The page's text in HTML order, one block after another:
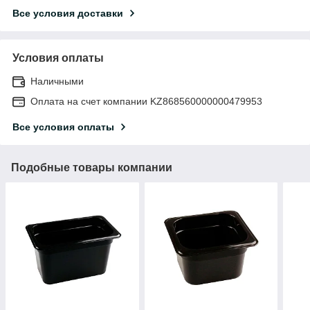
Все условия доставки
Условия оплаты
Наличными
Оплата на счет компании KZ868560000000479953
Все условия оплаты
Подобные товары компании